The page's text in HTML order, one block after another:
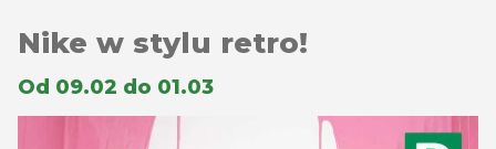
Nike w stylu retro!
Od 09.02 do 01.03